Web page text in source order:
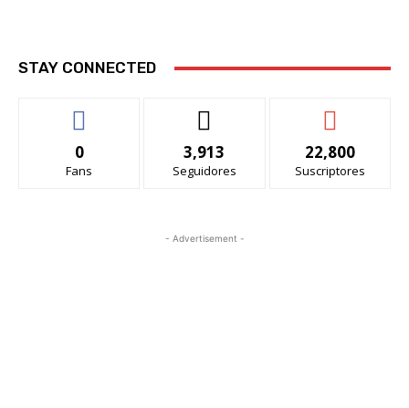
STAY CONNECTED
0
Fans
3,913
Seguidores
22,800
Suscriptores
- Advertisement -